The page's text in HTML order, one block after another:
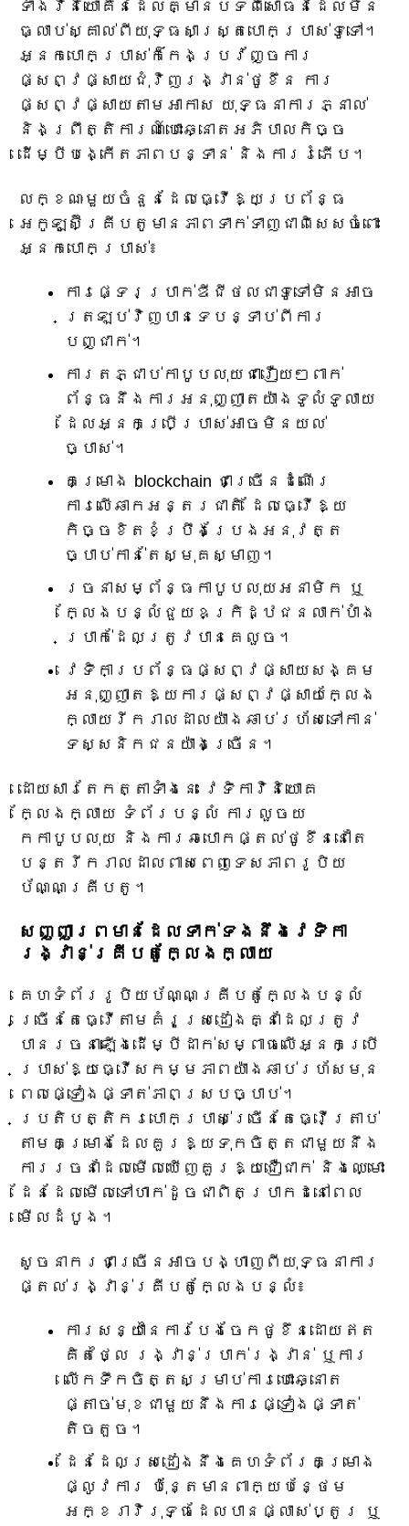
ទាំងវិនិយោគិនដែលគ្មានបទពិសោធន៍ដែលមិន
ធ្លាប់ស្គាល់ពីយុទ្ធសាស្ត្របោកប្រាស់ទូទៅ។
អ្នកបោកប្រាស់ក៏កេងប្រវ័ញ្ចការ
ផ្សព្វផ្សាយជុំវិញរង្វាន់ថូខឹន ការ
ផ្សព្វផ្សាយតាមអាកាស យុទ្ធនាការភ្នាល់
និងព្រឹត្តិការណ៍បោះឆ្នោតអភិបាលកិច្ច
ដើម្បីបង្កើតភាពបន្ទាន់ និងការរំភើប។
លក្ខណៈមួយចំនួនដែលធ្វើឱ្យប្រព័ន្ធ
អេកូឡូស៊ីគ្រីបតូមានភាពទាក់ទាញជាពិសេសចំពោះ
អ្នកបោកប្រាស់៖
ការផ្ទេរប្រាក់ឌីជីថលជាទូទៅមិនអាច
ត្រឡប់វិញបានទេបន្ទាប់ពីការ
បញ្ជាក់។
ការតភ្ជាប់កាបូបលុយជារឿយៗពាក់
ព័ន្ធនឹងការអនុញ្ញាតយ៉ាងទូលំទូលាយ
ដែលអ្នកប្រើប្រាស់អាចមិនយល់
ច្បាស់។
គម្រោង blockchain ជាច្រើនដំណើរ
ការលើឆាកអន្តរជាតិ ដែលធ្វើឱ្យ
កិច្ចខិតខំប្រឹងប្រែងអនុវត្ត
ច្បាប់កាន់តែស្មុគស្មាញ។
រចនាសម្ព័ន្ធកាបូបលុយអនាមិក ឬ
ក្លែងបន្លំជួយឧក្រិដ្ឋជនលាក់បាំង
ប្រាក់ដែលត្រូវបានគេលួច។
វេទិកាប្រព័ន្ធផ្សព្វផ្សាយសង្គម
អនុញ្ញាតឱ្យការផ្សព្វផ្សាយក្លែង
ក្លាយរីករាលដាលយ៉ាងឆាប់រហ័សទៅកាន់
ទស្សនិកជនយ៉ាងច្រើន។
ដោយសារតែកត្តាទាំងនេះ វេទិកាវិនិយោគ
ក្លែងក្លាយ ទំព័របន្លំ ការលួចយ
កកាបូបលុយ និងការឆបោកផ្តល់ថូខឹននៅតែ
បន្តរីករាលដាលពាសពេញទេសភាពរូបិយ
ប័ណ្ណគ្រីបតូ។
សញ្ញាព្រមានដែលទាក់ទងនឹងវេទិកា
រង្វាន់គ្រីបតូក្លែងក្លាយ
គេហទំព័ររូបិយប័ណ្ណគ្រីបតូក្លែងបន្លំ
ច្រើនតែធ្វើតាមគំរូស្រដៀងគ្នាដែលត្រូវ
បានរចនាឡើងដើម្បីដាក់សម្ពាធលើអ្នកប្រើ
ប្រាស់ឱ្យធ្វើសកម្មភាពយ៉ាងឆាប់រហ័សមុន
ពេលផ្ទៀងផ្ទាត់ភាពស្របច្បាប់។
ប្រតិបត្តិករបោកប្រាស់ច្រើនតែធ្វើត្រាប់
តាមគម្រោងដែលគួរឱ្យទុកចិត្តជាមួយនឹង
ការរចនាដែលមើលឃើញគួរឱ្យជឿជាក់ និងឈ្មោះ
ដែនដែលមើលទៅហាក់ដូចជាពិតប្រាកដនៅពេល
មើលដំបូង។
សូចនាករជាច្រើនអាចបង្ហាញពីយុទ្ធនាការ
ផ្តល់រង្វាន់គ្រីបតូក្លែងបន្លំ៖
ការសន្យានៃការបែងចែកថូខឹនដោយឥត
គិតថ្លៃ រង្វាន់ប្រាក់រង្វាន់ ឬការ
លើកទឹកចិត្តសម្រាប់ការបោះឆ្នោត
ផ្តាច់មុខជាមួយនឹងការផ្ទៀងផ្ទាត់
តិចតួច។
ដែនដែលស្រដៀងនឹងគេហទំព័រគម្រោង
ផ្លូវការ ប៉ុន្តែមានពាក្យបន្ថែម
អក្ខរាវិរុទ្ធដែលបានផ្លាស់ប្តូរ ឬ